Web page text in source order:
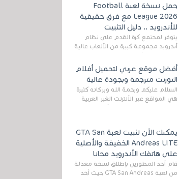
حمل نسخة لعبة Football
League 2026 مع فرق حقيقية
للأندرويد .. دليل التثبيت
يتوفر لمجتمع كرة القدم على نظام
أندرويد مجموعة كبيرة من الألعاب عالية
Sports FC 26 (المعروفة سابقًا باسم ...
أفضل موقع عربي لتحميل أفلام
التورنت مترجمة وبجودة عالية
السلام عليكم ورحمة الله وبركاته كثيرة
هي المواقع عبر الأنترنت الغير العربية
يمكنك الآن تثبيت لعبة GTA San
Andreas LITE الخفيفة والأصلية
على هاتفك الأندرويد مجانا
قام أحد المطورين بإطلاق نسخة معدلة
من لعبة GTA San Andreas حيث أخد